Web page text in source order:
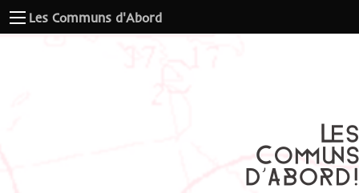
Les Communs d'Abord